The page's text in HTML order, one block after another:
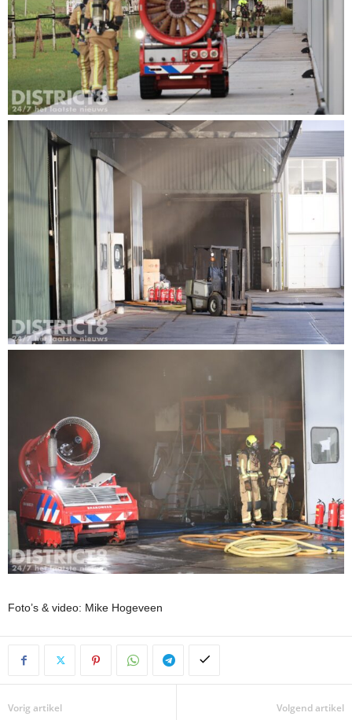
Foto’s & video: Mike Hogeveen
Vorig artikel Volgend artikel